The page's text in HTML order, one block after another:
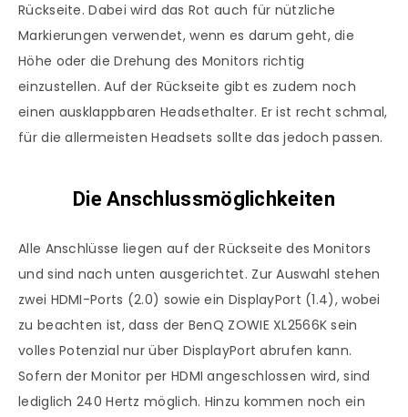
Rückseite. Dabei wird das Rot auch für nützliche
Markierungen verwendet, wenn es darum geht, die
Höhe oder die Drehung des Monitors richtig
einzustellen. Auf der Rückseite gibt es zudem noch
einen ausklappbaren Headsethalter. Er ist recht schmal,
für die allermeisten Headsets sollte das jedoch passen.
Die Anschlussmöglichkeiten
Alle Anschlüsse liegen auf der Rückseite des Monitors
und sind nach unten ausgerichtet. Zur Auswahl stehen
zwei HDMI-Ports (2.0) sowie ein DisplayPort (1.4), wobei
zu beachten ist, dass der BenQ ZOWIE XL2566K sein
volles Potenzial nur über DisplayPort abrufen kann.
Sofern der Monitor per HDMI angeschlossen wird, sind
lediglich 240 Hertz möglich. Hinzu kommen noch ein